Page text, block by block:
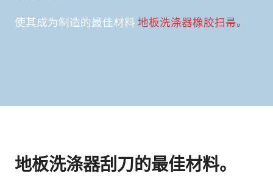
使其成为制造的最佳材料 地板洗涤器橡胶扫帚。
地板洗涤器刮刀的最佳材料。